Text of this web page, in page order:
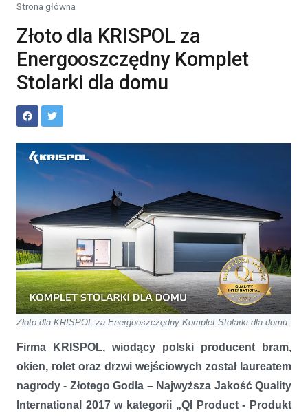
Strona główna
Złoto dla KRISPOL za
Energooszczędny Komplet
Stolarki dla domu
Złoto dla KRISPOL za Energooszczędny Komplet Stolarki dla domu
Firma KRISPOL, wiodący polski producent bram,
okien, rolet oraz drzwi wejściowych został laureatem
nagrody - Złotego Godła – Najwyższa Jakość Quality
International 2017 w kategorii „QI Product - Produkt